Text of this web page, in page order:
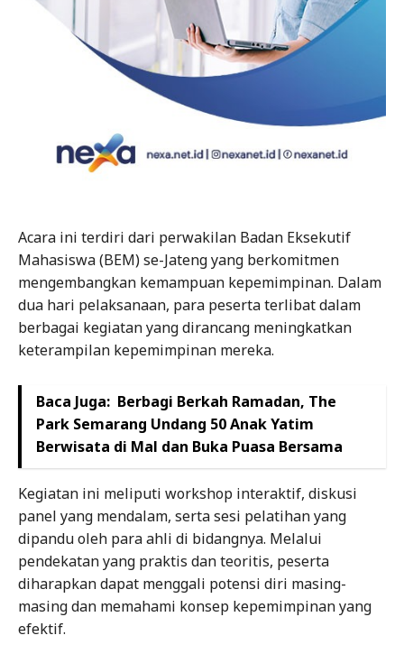
Acara ini terdiri dari perwakilan Badan Eksekutif
Mahasiswa (BEM) se-Jateng yang berkomitmen
mengembangkan kemampuan kepemimpinan. Dalam
dua hari pelaksanaan, para peserta terlibat dalam
berbagai kegiatan yang dirancang meningkatkan
keterampilan kepemimpinan mereka.
Baca Juga: Berbagi Berkah Ramadan, The
Park Semarang Undang 50 Anak Yatim
Berwisata di Mal dan Buka Puasa Bersama
Kegiatan ini meliputi workshop interaktif, diskusi
panel yang mendalam, serta sesi pelatihan yang
dipandu oleh para ahli di bidangnya. Melalui
pendekatan yang praktis dan teoritis, peserta
diharapkan dapat menggali potensi diri masing-
masing dan memahami konsep kepemimpinan yang
efektif.